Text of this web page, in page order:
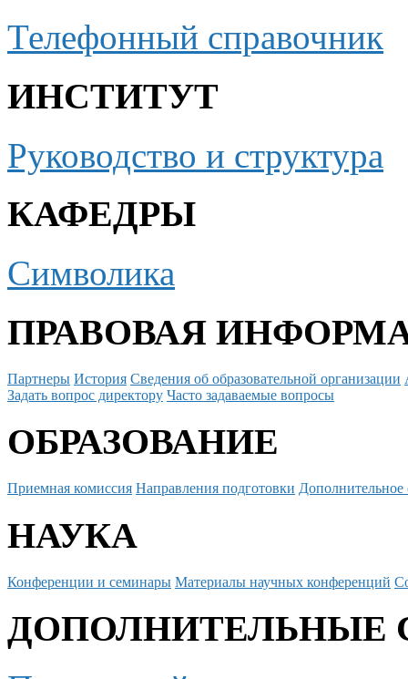
Телефонный справочник
ИНСТИТУТ
Руководство и структура
КАФЕДРЫ
Символика
ПРАВОВАЯ
Партнеры История Сведения об образовательной организации
Задать вопрос директору Часто задаваемые вопросы
ОБРАЗОВАНИЕ
Приемная комиссия Направления подготовки Дополнительное
НАУКА
Конференции и семинары Материалы научных конференций
ДОПОЛНИТЕЛЬНЫЕ